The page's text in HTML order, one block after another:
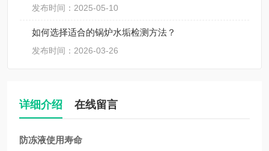
发布时间：2025-05-10
如何选择适合的锅炉水垢检测方法？
发布时间：2026-03-26
详细介绍 在线留言
防冻液使用寿命